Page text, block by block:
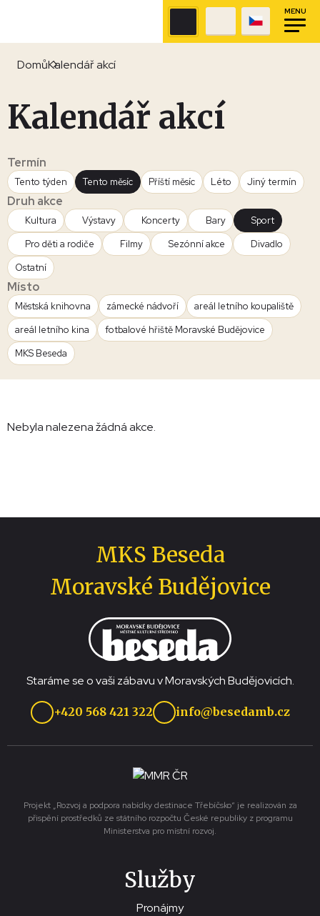
MENU
DomůKalendář akcí
Kalendář akcí
Termín
Tento týden Tento měsíc Příští měsíc Léto Jiný termín
Druh akce
Kultura Výstavy Koncerty Bary
Sport
Pro děti a rodiče
Filmy Sezónní akce
Divadlo
Ostatní
Místo
Městská knihovna zámecké nádvoří
areál letního koupaliště
areál letního kina
fotbalové hřiště Moravské Budějovice
MKS Beseda
Nebyla nalezena žádná akce.
MKS Beseda
Moravské Budějovice
Staráme se o vaši zábavu v Moravských Budějovicích.
+420 568 421 322 info@besedamb.cz
Projekt „Rozvoj a podpora nabídky destinace Třebíčsko“ je realizován za
přispění prostředků ze státního rozpočtu České republiky z programu
Ministerstva pro místní rozvoj.
Služby
Pronájmy